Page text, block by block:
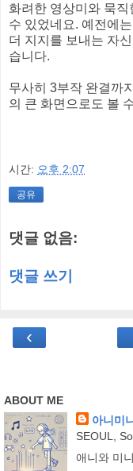
화려한 영상미와 묵
수 있었네요. 예전에
더 지지를 보내는 자
습니다.
무사히 3부작 완결까
의 큰 화면으로도 볼
시간: 오후 2:07
공유
댓글 없음:
댓글 쓰기
‹
ABOUT ME
아니미니
SEOUL,
애니와 미